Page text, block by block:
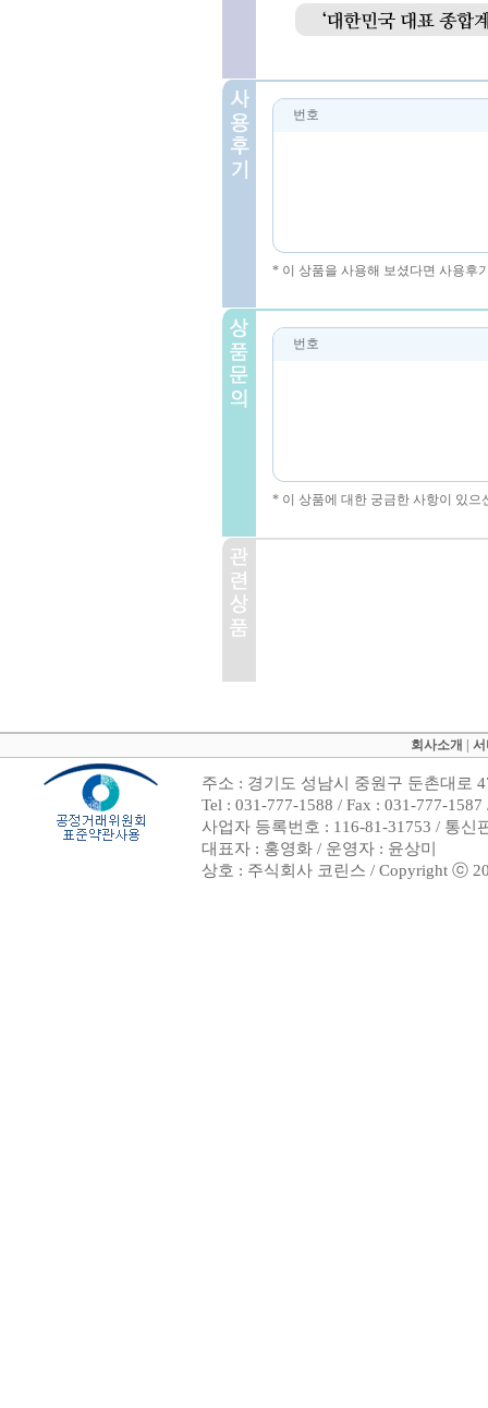
번호
* 이 상품을 사용해 보셨다면 사용후
번호
* 이 상품에 대한 궁금한 사항이 있
회사소개
주소 : 경기도 성남시 중원구 둔촌대로
Tel : 031-777-1588 / Fax : 031-777-
사업자 등록번호 : 116-81-31753 / 통신
대표자 : 홍영화 / 운영자 : 윤상미
상호 : 주식회사 코린스 / Copyright ⓒ